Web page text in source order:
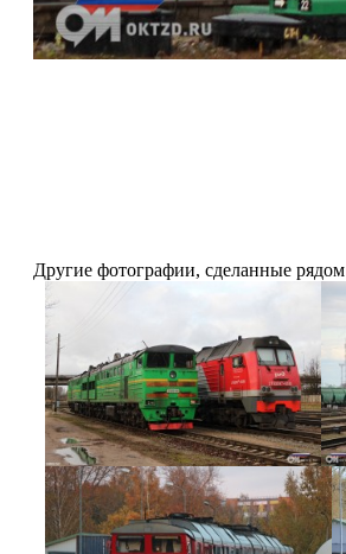
Другие фотографии, сделанные рядом